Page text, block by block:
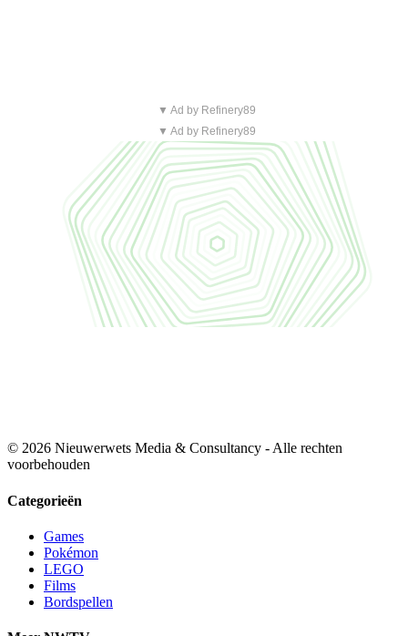
▼ Ad by Refinery89
▼ Ad by Refinery89
© 2026 Nieuwerwets Media & Consultancy - Alle rechten
voorbehouden
Categorieën
Games
Pokémon
LEGO
Films
Bordspellen